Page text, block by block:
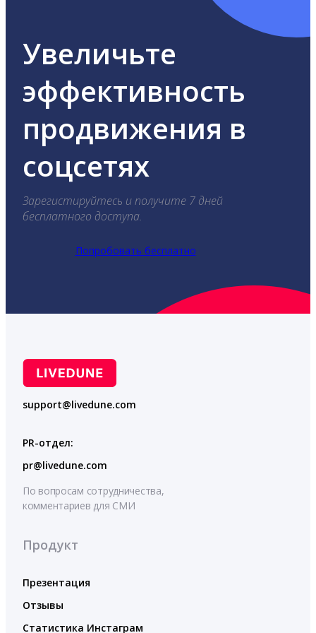
Увеличьте
эффективность
продвижения в
соцсетях
Зарегистируйтесь и получите 7 дней
бесплатного доступа.
Попробовать бесплатно
support@livedune.com
PR-отдел:
pr@livedune.com
По вопросам сотрудничества,
комментариев для СМИ
Продукт
Презентация
Отзывы
Статистика Инстаграм